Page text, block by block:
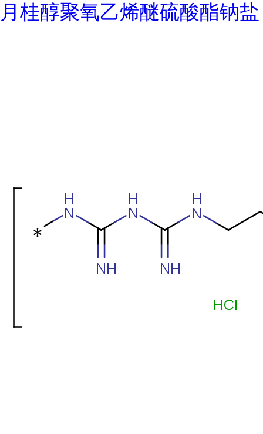
月桂醇聚氧乙烯醚硫酸酯钠盐